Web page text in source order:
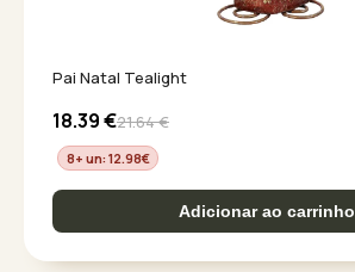
Pai Natal Tealight
18.39€21.64€
8+ un: 12.98€
Adicionar ao carrinho